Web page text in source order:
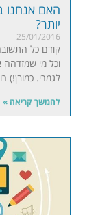
האם אנחנו
יותר?
25/01/2016
קודם כל
וכל מי
לגמרי. כמובן!)
להמשך קריאה »